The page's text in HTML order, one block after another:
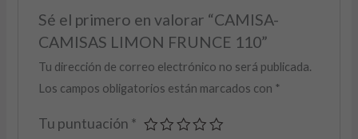
Sé el primero en valorar “CAMISA-
CAMISAS LIMON FRUNCE 110”
Tu dirección de correo electrónico no será publicada.
Los campos obligatorios están marcados con *
Tu puntuación *